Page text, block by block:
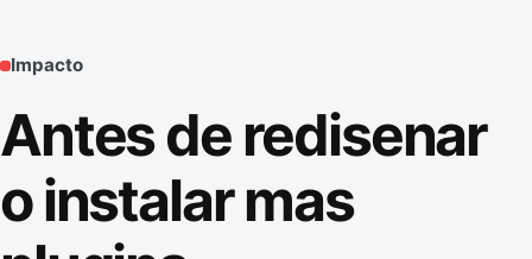
Impacto
Antes de redisenar
o instalar mas